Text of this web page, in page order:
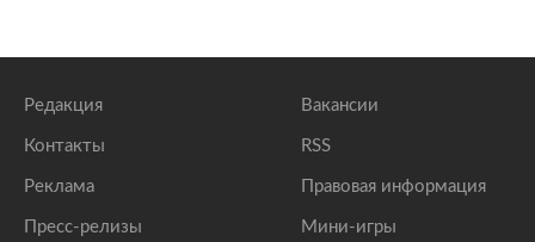
Редакция
Контакты
Реклама
Пресс-релизы
Вакансии
RSS
Правовая информация
Мини-игры